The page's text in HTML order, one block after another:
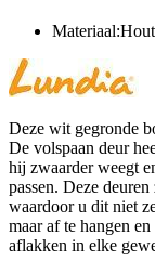
Deze wit gegronde
De volspaan deur
hij zwaarder weegt
passen. Deze
waardoor u dit niet
maar af te hangen
aflakken in elke